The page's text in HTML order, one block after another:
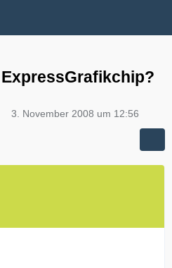
3. November 2008 um 12:56